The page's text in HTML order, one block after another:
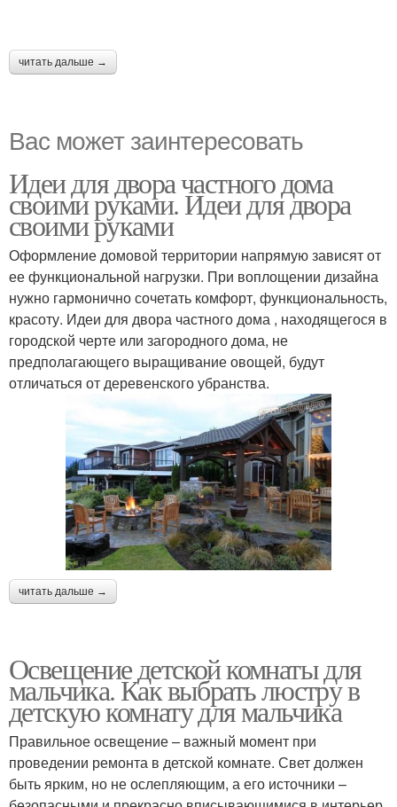
читать дальше →
Вас может заинтересовать
Идеи для двора частного дома
своими руками. Идеи для двора
своими руками
Оформление домовой территории напрямую зависят от
ее функциональной нагрузки. При воплощении дизайна
нужно гармонично сочетать комфорт, функциональность,
красоту. Идеи для двора частного дома , находящегося в
городской черте или загородного дома, не
предполагающего выращивание овощей, будут
отличаться от деревенского убранства.
читать дальше →
Освещение детской комнаты для
мальчика. Как выбрать люстру в
детскую комнату для мальчика
Правильное освещение – важный момент при
проведении ремонта в детской комнате. Свет должен
быть ярким, но не ослепляющим, а его источники –